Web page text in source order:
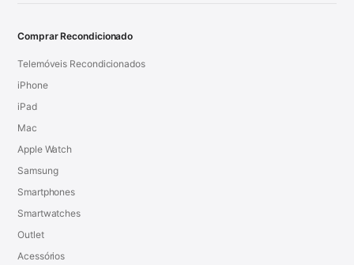
Comprar Recondicionado
Telemóveis Recondicionados
iPhone
iPad
Mac
Apple Watch
Samsung
Smartphones
Smartwatches
Outlet
Acessórios